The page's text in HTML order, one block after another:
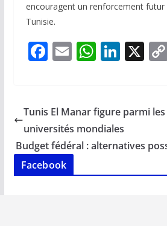
encouragent un renforcement futur
Tunisie.
F
b
o
o
k
E
l
W
s
A
p
Li
e
dI
n
X
Tunis El Manar figure parmi
universités mondiales
Budget fédéral : alternatives
Facebook